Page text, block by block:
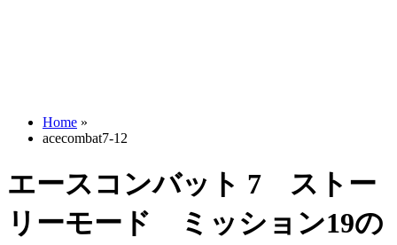
Home »
acecombat7-12
エースコンバット 7 ストー
リーモード ミッション19の